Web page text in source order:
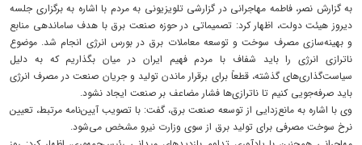
به گزارش نصر، فاطمه مهاجرانی در گزارشی تلویزیونی به مردم با اشاره به برگزاری جلسه
دیروز هیئت دولت، اظهار کرد: تصمیماتی در حوزه صنعت برق با هدف ساماندهی منابع
و بهینه‌سازی مصرف سوخت و توسعه معاملات برق در بورس انرژی انجام شد. موضوع
ناترازی انرژی را باید شفاف با مردم فهیم ایران در میان بگذاریم که به دلیل
سیاست‌گذاری‌های گذشته، قطعاً برای برقرار ماندن تولید و جریان صنعت در مصرف انرژی
باید صرفه‌جویی کنیم تا ناترازی‌ها فشار مضاعف بر صنعت ایجاد نشود.
وی با اشاره به مانع‌زدایی از توسعه صنعت برق، گفت: با تصویب آیین‌نامه مرتبط، تعیین
نرخ سوخت مصرفی برای تولید برق از سوی وزارت نیرو مشخص می‌شود.